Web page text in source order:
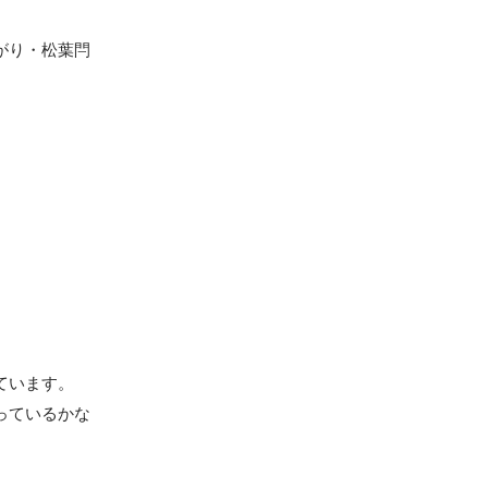
り・松葉閂
ます。
ているかな